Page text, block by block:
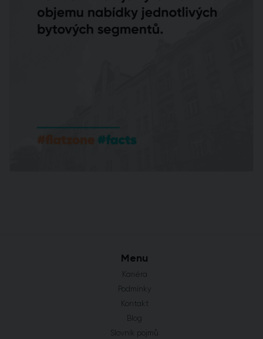
Menu
Kariéra
Podmínky
Kontakt
Blog
Slovník pojmů